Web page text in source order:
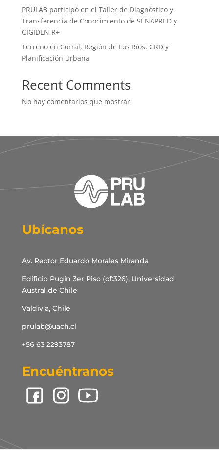
PRULAB participó en el Taller de Diagnóstico y
Transferencia de Conocimiento de SENAPRED y
CIGIDEN R+
Terreno en Corral, Región de Los Ríos: GRD y
Planificación Urbana
Recent Comments
No hay comentarios que mostrar.
Ubícanos
Av. Rector Eduardo Morales Miranda
Edificio Pugin 3er Piso (of:326), Universidad
Austral de Chile
Valdivia, Chile
prulab@uach.cl
+56 63 2293787
Encuéntranos